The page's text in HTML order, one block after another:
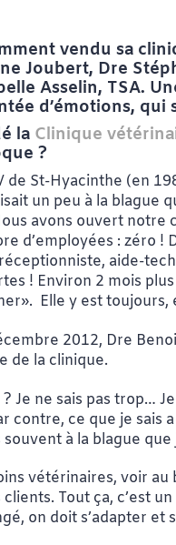
vendu sa
Joubert, Dre
Asselin, TSA.
d’émotions,
la Clinique
?
de St-Hyacinthe (en
un peu à la blague
avons ouvert notre
d’employées : zéro
aide-
! Environ 2 mois
Elle y est
2012, Dre
de la clinique.
Je ne sais pas trop…
contre, ce que je sais
à la blague
vétérinaires, voir
Tout ça, c’est
on doit s’adapter et